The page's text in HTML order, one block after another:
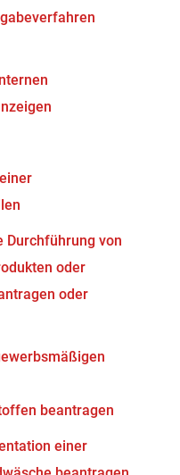
Durchführung von
oder
oder
beantragen
einer